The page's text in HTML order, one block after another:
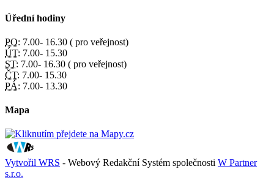
Úřední hodiny
PO: 7.00- 16.30 ( pro veřejnost)
ÚT: 7.00- 15.30
ST: 7.00- 16.30 ( pro veřejnost)
ČT: 7.00- 15.30
PÁ: 7.00- 13.30
Mapa
Vytvořil WRS - Webový Redakční Systém společnosti W Partner
s.r.o.